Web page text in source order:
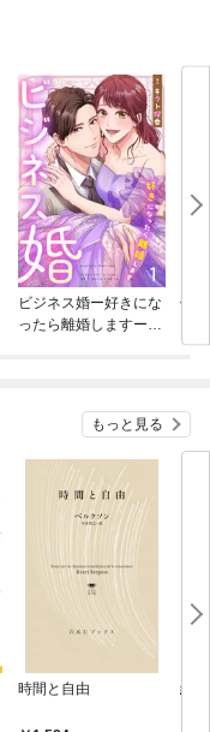
ビジネス婚ー好きにな
ったら離婚しますー
仕
もっと見る
時間と自由 続